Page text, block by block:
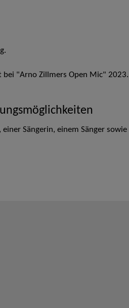
bei "Arno Zillmers Open Mic" 2023.
Sängerin, einem Sänger sowie